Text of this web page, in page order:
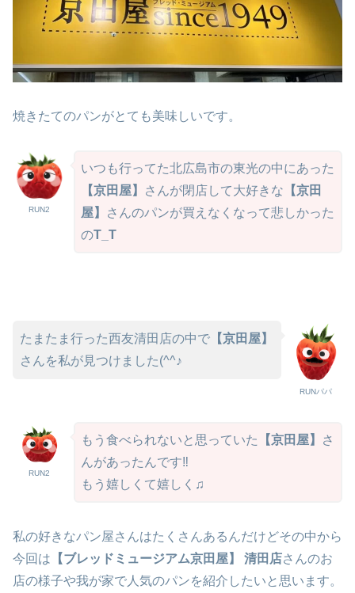
焼きたてのパンがとても美味しいです。
RUN2
いつも行ってた北広島市の東光の中にあった
【京田屋】
さんが閉店して大好きな 【京田
屋】
さんのパンが買えなくなって悲しかった
のT_T
RUNパパ
たまたま行った西友清田店の中で 【京田屋】
さんを私が見つけました(^^♪
RUN2
もう食べられないと思っていた 【京田屋】
さ
んがあったんです‼
もう嬉しくて嬉しく♫
私の好きなパン屋さんはたくさんあるんだけどその中から
今回は 【ブレッドミュージアム京田屋】 清田店さんのお
店の様子や我が家で人気のパンを紹介したいと思います。